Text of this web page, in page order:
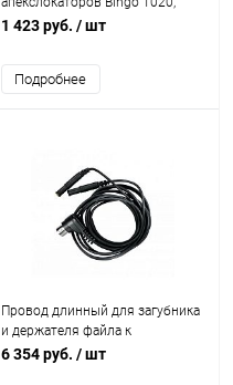
Bingo Pro, Novapex N31
1 423 руб. / шт
Подробнее
Провод длинный для загубника
и держателя файла к
апекслокатору Bingo 1020
6 354 руб. / шт